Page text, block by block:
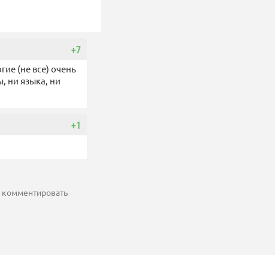
+7
(не все) очень
ни языка, ни
+1
комментировать